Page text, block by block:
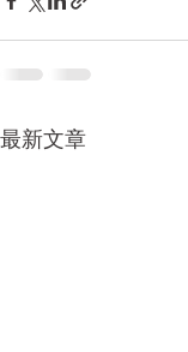
最新文章